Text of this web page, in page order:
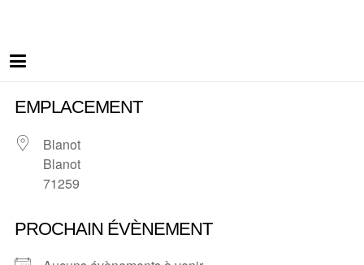
EMPLACEMENT
Blanot
Blanot
71259
PROCHAIN ÉVÈNEMENT